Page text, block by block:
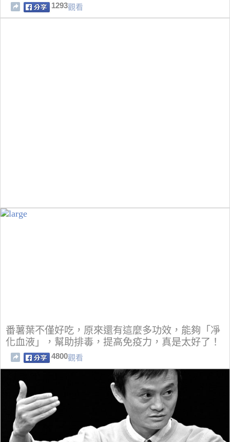
1293觀看
番薯葉不僅好吃，原來還有這麼多功效，能夠「凈
化血液」，幫助排毒，提高免疫力，真是太好了！
4800觀看